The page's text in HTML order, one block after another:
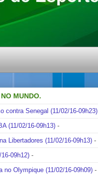
MUNDO.
contra Senegal (11/02/16-09h23)
(11/02/16-09h13) -
Libertadores (11/02/16-09h13) -
09h12) -
no Olympique (11/02/16-09h09) -